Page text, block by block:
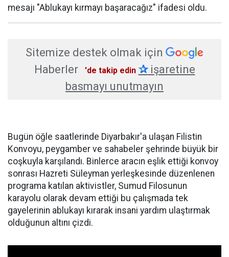
mesajı "Ablukayı kırmayı başaracağız" ifadesi oldu.
Sitemize destek olmak için
Haberler
'de takip edin ✰işaretine
basmayı unutmayın
Bugün öğle saatlerinde Diyarbakır'a ulaşan Filistin
Konvoyu, peygamber ve sahabeler şehrinde büyük bir
coşkuyla karşılandı. Binlerce aracın eşlik ettiği konvoy
sonrası Hazreti Süleyman yerleşkesinde düzenlenen
programa katılan aktivistler, Sumud Filosunun
karayolu olarak devam ettiği bu çalışmada tek
gayelerinin ablukayı kırarak insani yardım ulaştırmak
olduğunun altını çizdi.